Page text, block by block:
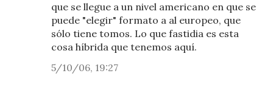
que se llegue a un nivel americano en que se
puede "elegir" formato a al europeo, que
sólo tiene tomos. Lo que fastidia es esta
cosa híbrida que tenemos aquí.
5/10/06, 19:27